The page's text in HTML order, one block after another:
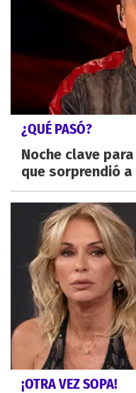
¿QUÉ PASÓ?
Noche clave
que sorprendió a
¡OTRA VEZ SOPA!